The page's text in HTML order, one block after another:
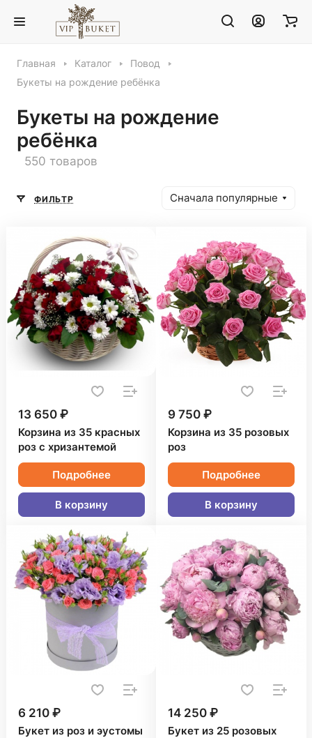
Главная Каталог
Повод
Букеты на рождение ребёнка
Букеты на рождение
ребёнка
550 товаров
ФИЛЬТР Сначала популярные
13 650 ₽
Корзина из 35 красных
роз с хризантемой
Подробнее
В корзину
9 750 ₽
Корзина из 35 розовых
роз
Подробнее
В корзину
6 210 ₽
Букет из роз и эустомы
14 250 ₽
Букет из 25 розовых